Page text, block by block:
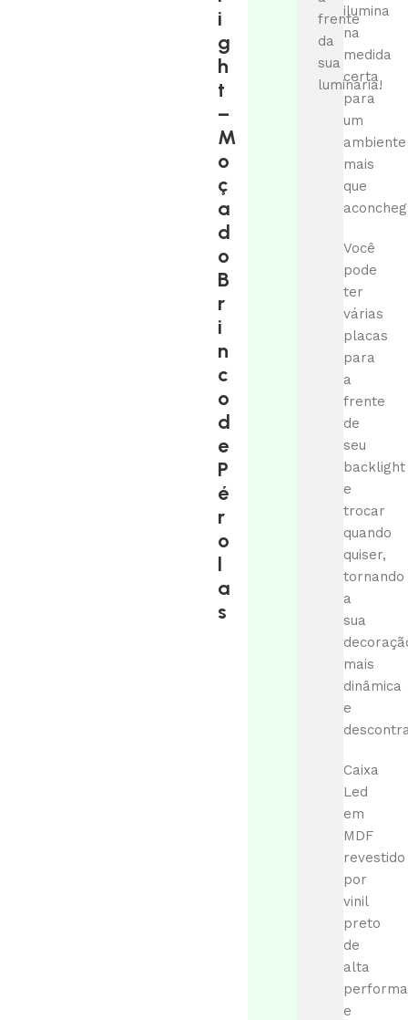
i
g
h
t
–
M
o
ç
a
d
o
B
r
i
n
c
o
d
e
P
é
r
o
l
a
s
frente
da
sua
luminária!
ilumina
na
medida
certa
para
um
ambiente
mais
que
Você
pode
ter
várias
placas
para
a
frente
de
seu
backlight
e
trocar
quando
quiser,
tornando
a
sua
mais
dinâmica
e
Caixa
Led
em
MDF
revestido
por
vinil
preto
de
alta
e